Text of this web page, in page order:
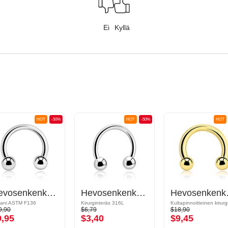
Ei Kyllä
-50%
HOT
Hevosenkenkäkoru
ASTM F136
-50%
HOT
Hevosenkenkäkoru
Kirurginteräs 316L
$6,79
$3,40
HOT
$18,90
$9,45